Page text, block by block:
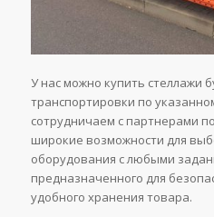
У нас можно купить стеллажи
транспортировки по
сотрудничаем с партнерами
широкие возможности для
оборудования с любыми
предназначенного для
удобного хранения товара.